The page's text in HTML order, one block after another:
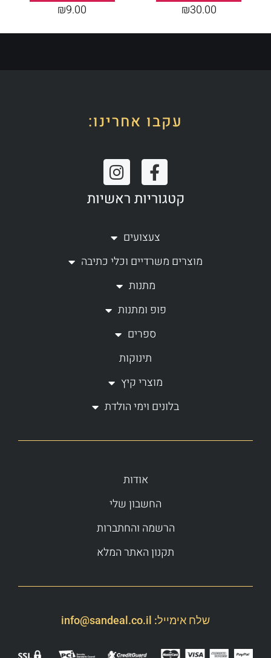
₪30.00
₪9.00
עקבו אחרינו:
F
a
c
b
o
o
k
f
I
n
s
a
r
a
קטגוריות ראשיות
צעצועים
מוצרים משרדיים וכלי כתיבה
מתנות
פופ ומתנות
ספרים
תינוקות
מוצרי קיץ
בלונים וימי הולדת
אודות
החשבון שלי
הרשמה והחתברות
תקנון האתר המלא
שלח אימייל: info@sandeal.co.il